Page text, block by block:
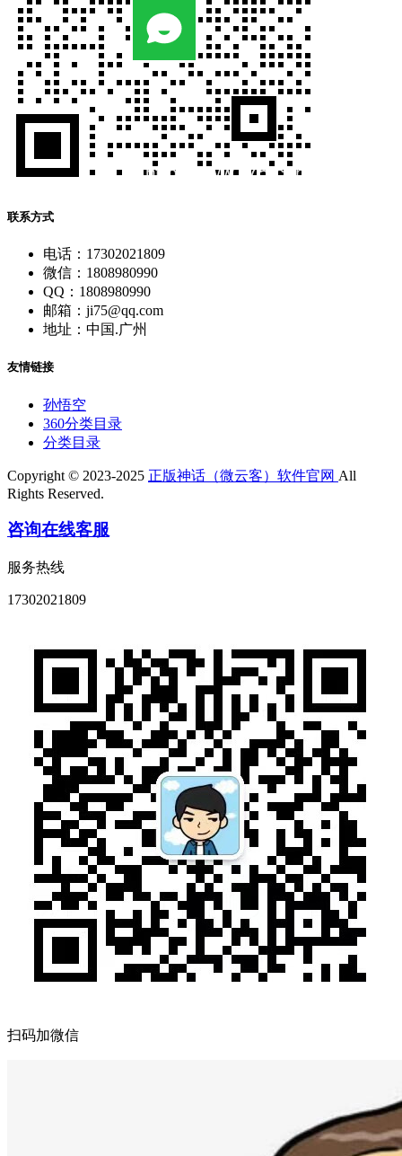
联系方式
电话：17302021809
微信：1808980990
QQ：1808980990
邮箱：ji75@qq.com
地址：中国.广州
友情链接
孙悟空
360分类目录
分类目录
Copyright © 2023-2025 正版神话（微云客）软件官网 All
Rights Reserved.
咨询在线客服
服务热线
17302021809
扫码加微信